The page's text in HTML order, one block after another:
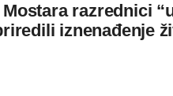
razrednici
iznenađenje